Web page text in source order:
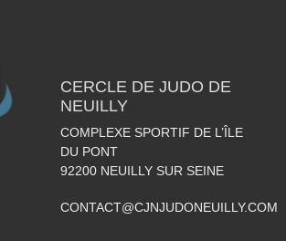
CERCLE DE JUDO DE
NEUILLY
COMPLEXE SPORTIF DE L’ÎLE
DU PONT
92200 NEUILLY SUR SEINE
CONTACT@CJNJUDONEUILLY.COM